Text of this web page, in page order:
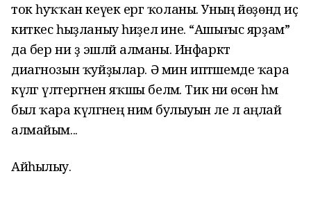
ток һуҡҡан кеүек ергә ҡоланы. Уның йөҙөндә иҫ
киткес һыҙланыу һиҙелә ине. “Ашығыс ярҙам”
да бер ни ҙә эшләй алманы. Инфаркт
диагнозын ҡуйҙылар. Ә мин иптәшемде ҡара
күләгә үлтергәнен яҡшы беләм. Тик ни өсөн һәм
был ҡара күләгәнең нимә булыуын әле лә аңлай
алмайым...
Айһылыу.